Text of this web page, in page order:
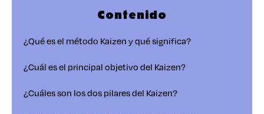
Contenido
¿Qué es el método Kaizen y qué significa?
¿Cuál es el principal objetivo del Kaizen?
¿Cuáles son los dos pilares del Kaizen?